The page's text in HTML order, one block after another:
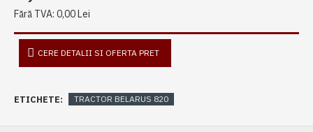
Fără TVA: 0,00 Lei
CERE DETALII SI OFERTA PRET
ETICHETE: TRACTOR BELARUS 820